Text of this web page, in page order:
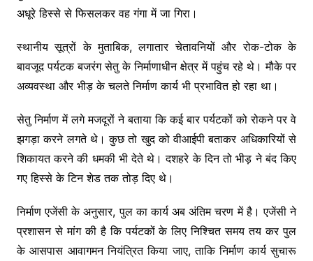
अधूरे हिस्से से फिसलकर वह गंगा में जा गिरा।
स्थानीय सूत्रों के मुताबिक, लगातार चेतावनियों और रोक-टोक के
बावजूद पर्यटक बजरंग सेतु के निर्माणाधीन क्षेत्र में पहुंच रहे थे। मौके पर
अव्यवस्था और भीड़ के चलते निर्माण कार्य भी प्रभावित हो रहा था।
सेतु निर्माण में लगे मजदूरों ने बताया कि कई बार पर्यटकों को रोकने पर वे
झगड़ा करने लगते थे। कुछ तो खुद को वीआईपी बताकर अधिकारियों से
शिकायत करने की धमकी भी देते थे। दशहरे के दिन तो भीड़ ने बंद किए
गए हिस्से के टिन शेड तक तोड़ दिए थे।
निर्माण एजेंसी के अनुसार, पुल का कार्य अब अंतिम चरण में है। एजेंसी ने
प्रशासन से मांग की है कि पर्यटकों के लिए निश्चित समय तय कर पुल
के आसपास आवागमन नियंत्रित किया जाए, ताकि निर्माण कार्य सुचारू